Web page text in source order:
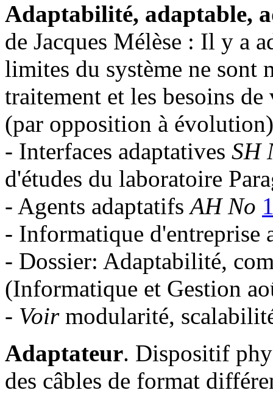
Adaptabilité, adaptable,
de Jacques Mélèse : Il y a
limites du système ne sont
traitement et les besoins
(par opposition à
- Interfaces adaptatives SH
d'études du laboratoire
- Agents adaptatifsAH No
- Informatique d'entreprise
- Dossier: Adaptabilité,
(Informatique et Gestion
- Voirmodularité,
Adaptateur. Dispositif
des câbles de format